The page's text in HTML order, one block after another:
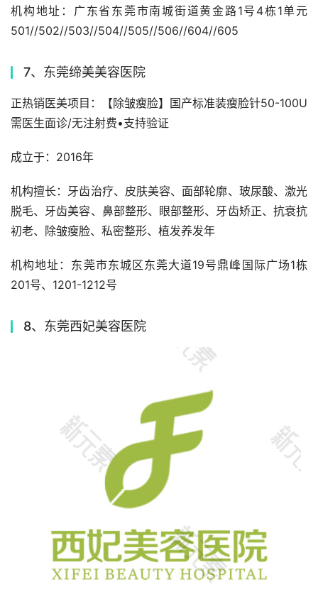
机构地址：广东省东莞市南城街道黄金路1号4栋1单元
501//502//503//504//505//506//604//605
7、东莞缔美美容医院
正热销医美项目：【除皱瘦脸】国产标准装瘦脸针50-100U
需医生面诊/无注射费•支持验证
成立于：2016年
机构擅长：牙齿治疗、皮肤美容、面部轮廓、玻尿酸、激光
脱毛、牙齿美容、鼻部整形、眼部整形、牙齿矫正、抗衰抗
初老、除皱瘦脸、私密整形、植发养发年
机构地址：东莞市东城区东莞大道19号鼎峰国际广场1栋
201号、1201-1212号
8、东莞西妃美容医院